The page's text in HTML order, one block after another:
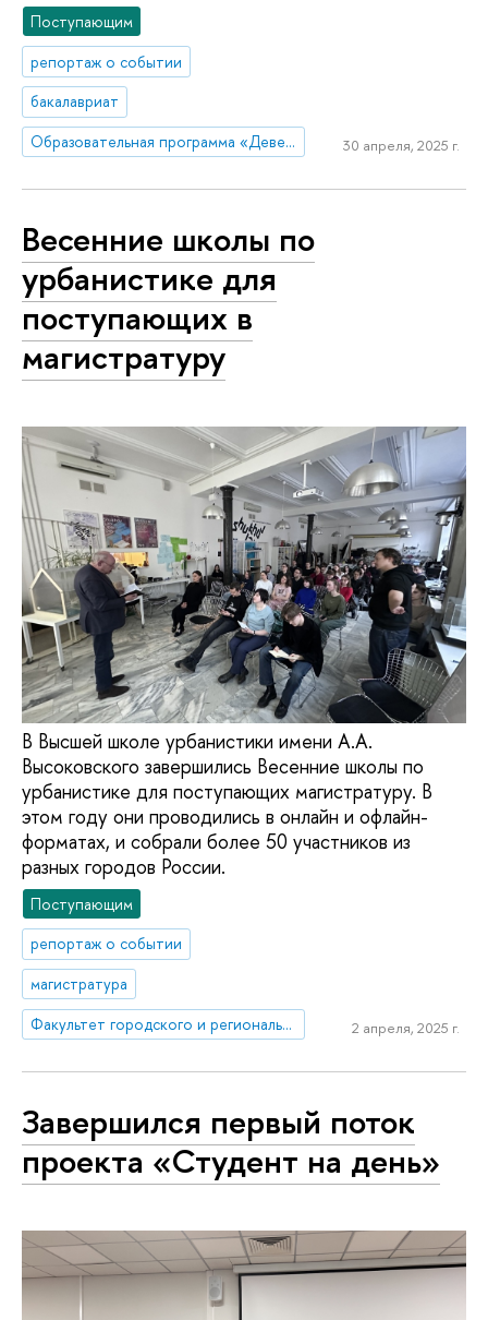
Поступающим
репортаж о событии
бакалавриат
Образовательная программа «Девелопмент и городское планирование»
30 апреля, 2025 г.
Весенние школы по
урбанистике для
поступающих в
магистратуру
В Высшей школе урбанистики имени А.А.
Высоковского завершились Весенние школы по
урбанистике для поступающих магистратуру. В
этом году они проводились в онлайн и офлайн-
форматах, и собрали более 50 участников из
разных городов России.
Поступающим
репортаж о событии
магистратура
Факультет городского и регионального развития
2 апреля, 2025 г.
Завершился первый поток
проекта «Студент на день»